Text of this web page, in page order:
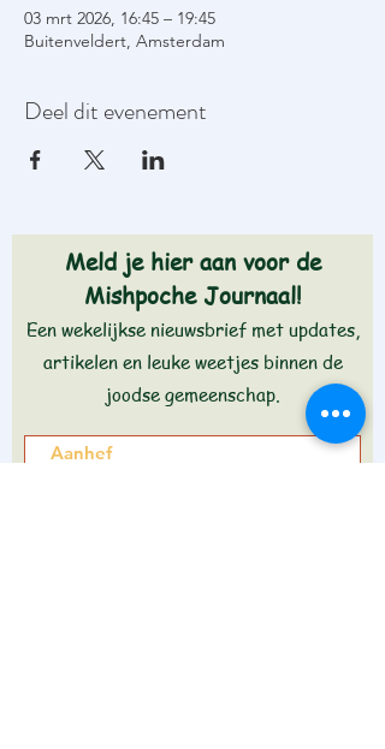
03 mrt 2026, 16:45 – 19:45
Buitenveldert, Amsterdam
Deel dit evenement
Meld je hier aan voor de
Mishpoche Journaal!
Een wekelijkse nieuwsbrief met updates,
artikelen en leuke weetjes binnen de
joodse gemeenschap.